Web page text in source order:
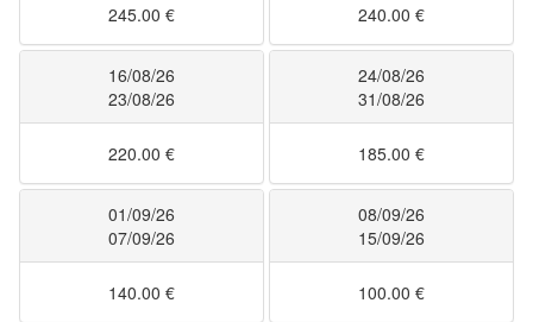
245.00 € 240.00 €
16/08/26
23/08/26
220.00 €
24/08/26
31/08/26
185.00 €
01/09/26
07/09/26
140.00 €
08/09/26
15/09/26
100.00 €